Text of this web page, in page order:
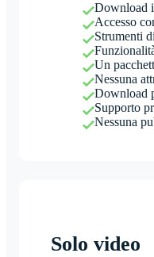
Download
Accesso
Strumenti
Un
Nessuna
Download
Supporto
Nessuna
Solo video